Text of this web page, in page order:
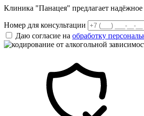
Клиника "Панацея" предлагает надёжное
Номер для консультации
Даю согласие на обработку